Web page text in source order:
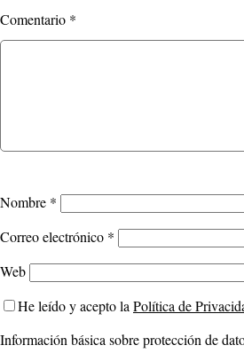
Comentario *
Nombre *
Correo electrónico *
Web
He leído y acepto la Política de
Información básica sobre protección de